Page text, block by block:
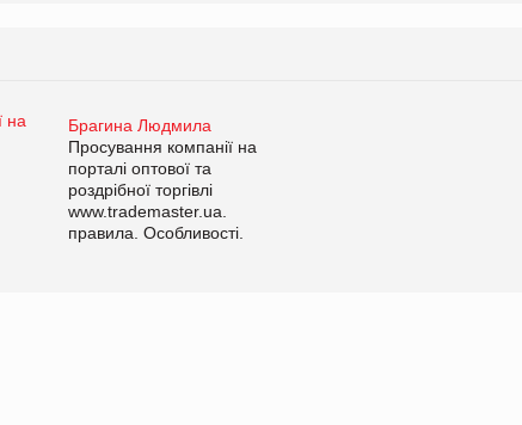
Брагина Людмила
Просування компанії на
порталі оптової та
роздрібної торгівлі
www.trademaster.ua.
правила. Особливості.